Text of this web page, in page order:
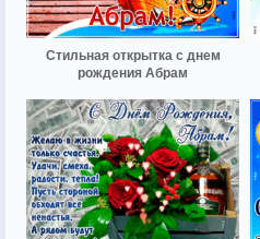
Стильная открытка с днем
рождения Абрам